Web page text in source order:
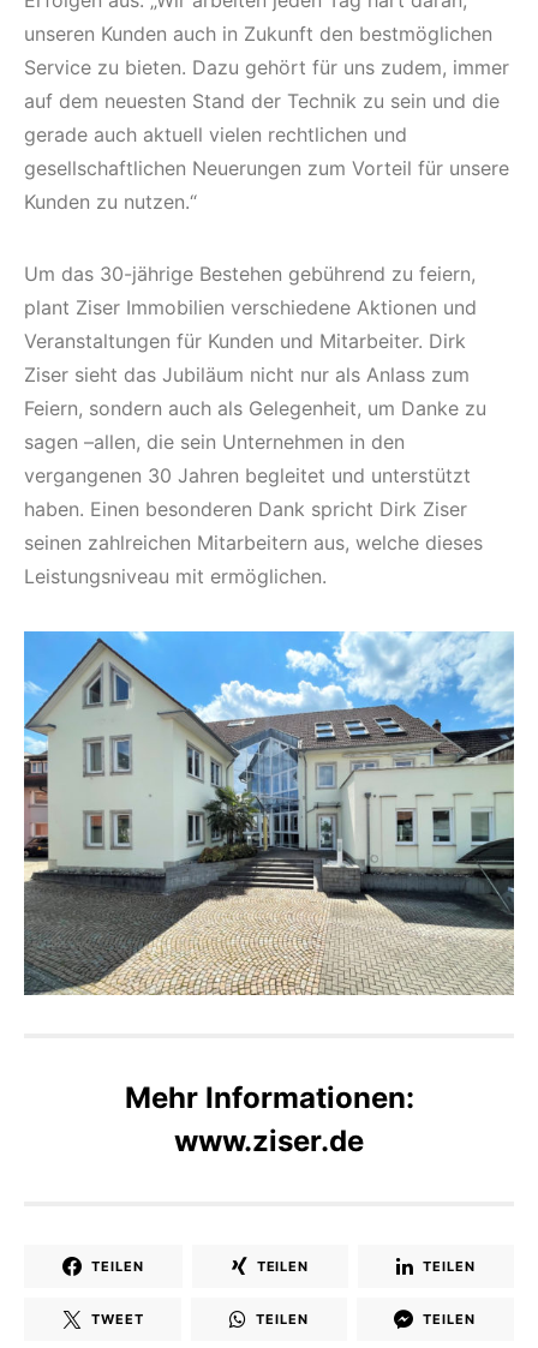
unseren Kunden auch in Zukunft den bestmöglichen
Service zu bieten. Dazu gehört für uns zudem, immer
auf dem neuesten Stand der Technik zu sein und die
gerade auch aktuell vielen rechtlichen und
gesellschaftlichen Neuerungen zum Vorteil für unsere
Kunden zu nutzen.“
Um das 30-jährige Bestehen gebührend zu feiern,
plant Ziser Immobilien verschiedene Aktionen und
Veranstaltungen für Kunden und Mitarbeiter. Dirk
Ziser sieht das Jubiläum nicht nur als Anlass zum
Feiern, sondern auch als Gelegenheit, um Danke zu
sagen –allen, die sein Unternehmen in den
vergangenen 30 Jahren begleitet und unterstützt
haben. Einen besonderen Dank spricht Dirk Ziser
seinen zahlreichen Mitarbeitern aus, welche dieses
Leistungsniveau mit ermöglichen.
Mehr Informationen:
www.ziser.de
TEILEN TEILEN TEILEN
TWEET TEILEN TEILEN